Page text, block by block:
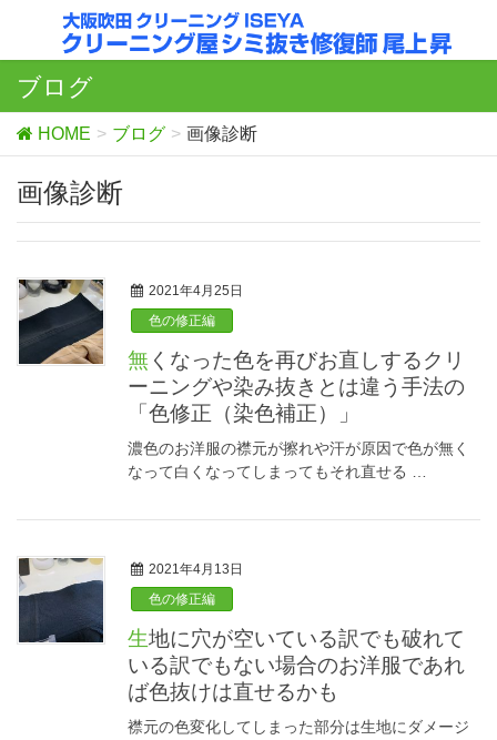
ブログ
HOME ブログ 画像診断
画像診断
2021年4月25日
色の修正編
無くなった色を再びお直しするクリ
ーニングや染み抜きとは違う手法の
「色修正（染色補正）」
濃色のお洋服の襟元が擦れや汗が原因で色が無く
なって白くなってしまってもそれ直せる …
2021年4月13日
色の修正編
生地に穴が空いている訳でも破れて
いる訳でもない場合のお洋服であれ
ば色抜けは直せるかも
襟元の色変化してしまった部分は生地にダメージ